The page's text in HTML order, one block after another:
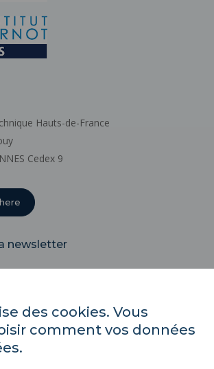
Hauts-de-France
Cedex 9
newsletter
des cookies. Vous
comment vos données